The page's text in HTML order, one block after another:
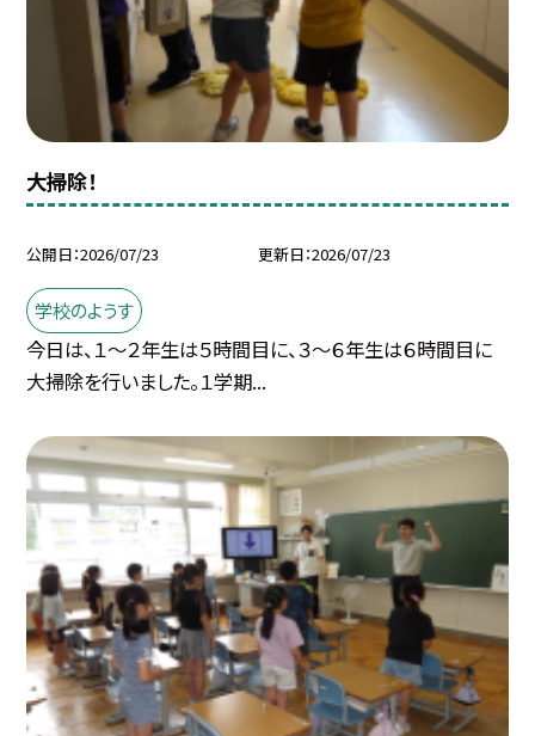
大掃除！
公開日 2026/07/23 更新日 2026/07/23
学校のようす
今日は、１～２年生は５時間目に、３～６年生は６時間目に
大掃除を行いました。１学期...